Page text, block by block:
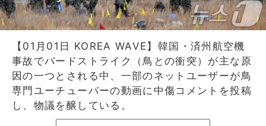
【01月01日 KOREA WAVE】韓国・済州航空機
事故でバードストライク（鳥との衝突）が主な原
因の一つとされる中、一部のネットユーザーが鳥
専門ユーチューバーの動画に中傷コメントを投稿
し、物議を醸している。